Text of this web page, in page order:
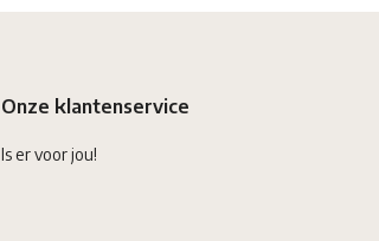
Onze klantenservice
Is er voor jou!